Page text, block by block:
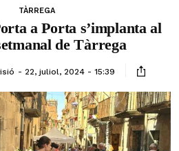
TÀRREGA
a Porta s’implanta al
de Tàrrega
22, juliol, 2024 - 15:39